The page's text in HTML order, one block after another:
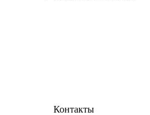
Контакты